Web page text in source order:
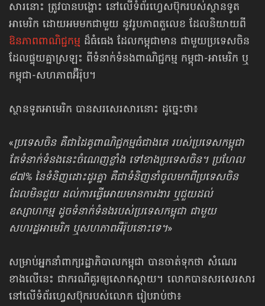
សារនោះ ត្រូវបានបង្ហោះ នៅលើទំព័រហ្វេសប៊ុករបស់ស្ថានទូត
អាមេរិក ដោយអមមកជាមួយ នូវរូបភាពតួលេខ ដែលនិយាយពី
ឱនភាពពាណិជ្ជកម្ម ដ៏ធំធេង ដែលកម្ពុជាមាន ជាមួយប្រទេសចិន
ដែលផ្ទុយគ្នាស្រឡះ ពីទំនាក់ទំនងពាណិជ្ជកម្ម កម្ពុជា-អាមេរិក ឬ
កម្ពុជា-សហភាពអ៊ឺរ៉ុប។
ស្ថានទូតអាមេរិក បានសរសេរសារនោះ ដូច្នេះថា៖
«ប្រទេសចិន គឺជាដៃគូពាណិជ្ជកម្មធំជាងគេ របស់ប្រទេសកម្ពុជា
តែទំនាក់ទំនងនេះចំណេញខ្លាំង ទៅខាងប្រទេសចិន។ ប្រហែល
៨៧% នៃទំនិញដោះដូរគ្នា គឺជាទំនិញនាំចូលមកពីប្រទេសចិន
ដែលមិនជួយ ដល់ការធ្វើអោយមានការងារ ឬជួយដល់
ឧស្សាហកម្ម ដូចទំនាក់ទំនងរបស់ប្រទេសកម្ពុជា ជាមួយ
សហរដ្ឋអាមេរិក ឬសហភាពអឺរ៉ុបនោះទេ។»
សម្រាប់អ្នកនាំពាក្យរដ្ឋាភិបាលកម្ពុជា បានចាត់ទុកថា សំណេរ
ខាងលើនេះ ជាករណីគួរឲ្យសោកស្ដាយ។ លោកបានសរសេរសារ
នៅលើទំព័រហ្វេសប៊ុករបស់លោក រៀបរាប់​ថា៖